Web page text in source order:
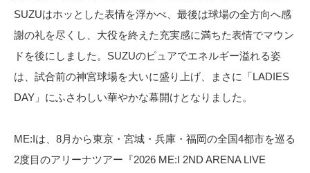
SUZUはホッとした表情を浮かべ、最後は球場の全方向へ感
謝の礼を尽くし、大役を終えた充実感に満ちた表情でマウン
ドを後にしました。SUZUのピュアでエネルギー溢れる姿
は、試合前の神宮球場を大いに盛り上げ、まさに「LADIES
DAY」にふさわしい華やかな幕開けとなりました。
ME:Iは、8月から東京・宮城・兵庫・福岡の全国4都市を巡る
2度目のアリーナツアー『2026 ME:I 2ND ARENA LIVE